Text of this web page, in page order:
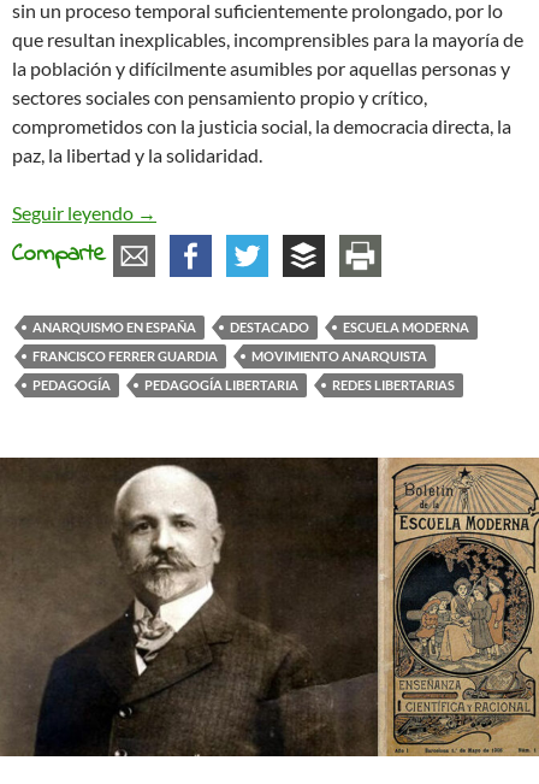
sin un proceso temporal suficientemente prolongado, por lo
que resultan inexplicables, incomprensibles para la mayoría de
la población y difícilmente asumibles por aquellas personas y
sectores sociales con pensamiento propio y crítico,
comprometidos con la justicia social, la democracia directa, la
paz, la libertad y la solidaridad.
Seguir leyendo La educación como herramienta. La Escuela
→
Comparte
ANARQUISMO EN ESPAÑA DESTACADO
ESCUELA MODERNA
FRANCISCO FERRER GUARDIA
MOVIMIENTO ANARQUISTA
PEDAGOGÍA
PEDAGOGÍA LIBERTARIA REDES LIBERTARIAS